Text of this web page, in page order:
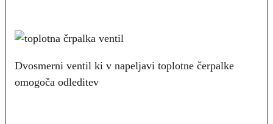
Dvosmerni ventil ki v napeljavi toplotne čerpalke
omogoča odleditev